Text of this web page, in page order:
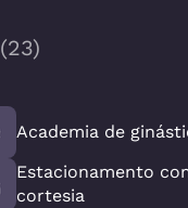
(23)
Academia de
Estacionamento
cortesia